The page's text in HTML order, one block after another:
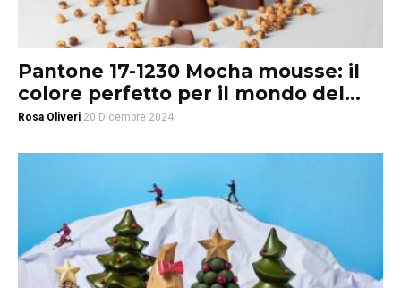
Pantone 17-1230 Mocha mousse: il
colore perfetto per il mondo del...
Rosa Oliveri 20 Dicembre 2024